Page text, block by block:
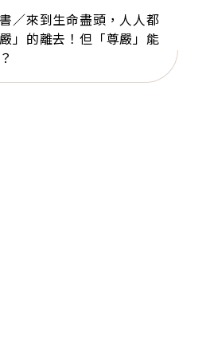
／來到生命盡頭，人人都
」的離去！但「尊嚴」能